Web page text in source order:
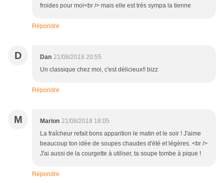
froides pour moi<br /> mais elle est très sympa la tienne
Répondre
D Dan 21/08/2018 20:55
Un classique chez moi, c'est délicieux!! bizz
Répondre
M Marion 21/08/2018 18:05
La fraîcheur refait bons apparition le matin et le soir ! J'aime
beaucoup ton idée de soupes chaudes d'été et légères. <br />
J'ai aussi de la courgette à utiliser, ta soupe tombe à pique !
Répondre